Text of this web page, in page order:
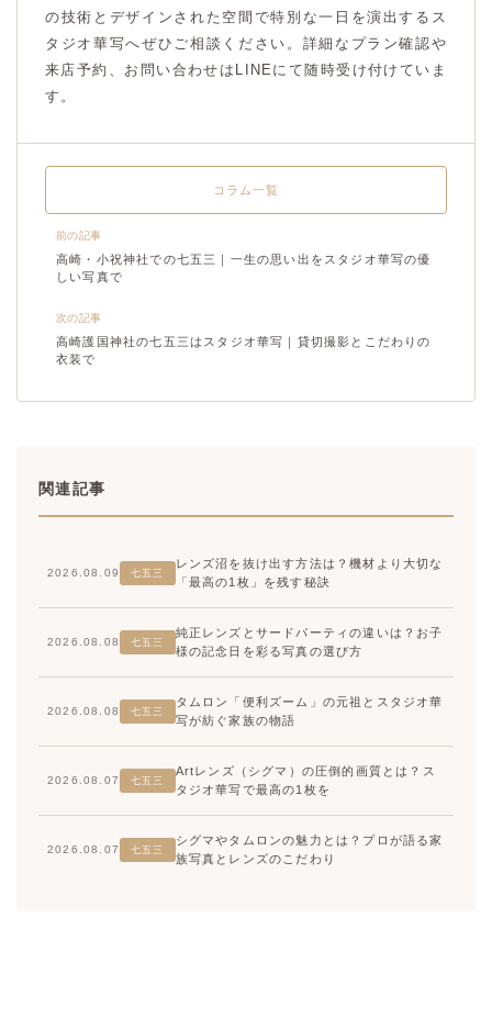
の技術とデザインされた空間で特別な一日を演出するス
タジオ華写へぜひご相談ください。詳細なプラン確認や
来店予約、お問い合わせはLINEにて随時受け付けていま
す。
前の記事
高崎・小祝神社での七五三｜一生の思い出をスタジオ華写の優
しい写真で
コラム一覧
次の記事
高崎護国神社の七五三はスタジオ華写｜貸切撮影とこだわりの
衣装で
関連記事
2026.08.09 七五三
レンズ沼を抜け出す方法は？機材より大切な
「最高の1枚」を残す秘訣
2026.08.08 七五三
純正レンズとサードパーティの違いは？お子
様の記念日を彩る写真の選び方
2026.08.08 七五三
タムロン「便利ズーム」の元祖とスタジオ華
写が紡ぐ家族の物語
2026.08.07 七五三
Artレンズ（シグマ）の圧倒的画質とは？ス
タジオ華写で最高の1枚を
2026.08.07 七五三
シグマやタムロンの魅力とは？プロが語る家
族写真とレンズのこだわり